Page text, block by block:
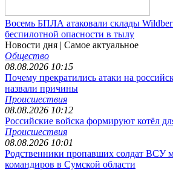
Восемь БПЛА атаковали склады
беспилотной опасности в тылу
Новости дня | Самое актуальное
Общество
08.08.2026 10:15
Почему прекратились атаки на
назвали причины
Происшествия
08.08.2026 10:12
Российские войска формируют котёл
Происшествия
08.08.2026 10:01
Родственники пропавших солдат ВСУ
командиров в Сумской области